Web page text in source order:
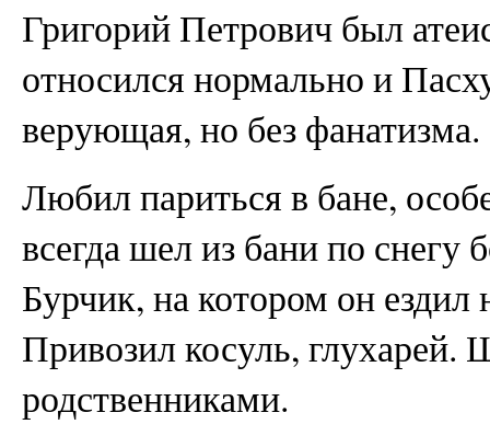
Григорий Петрович был
относился нормально и
верующая, но без фанатизма.
Любил париться в бане,
всегда шел из бани по
Бурчик, на котором он
Привозил косуль, глухарей.
родственниками.